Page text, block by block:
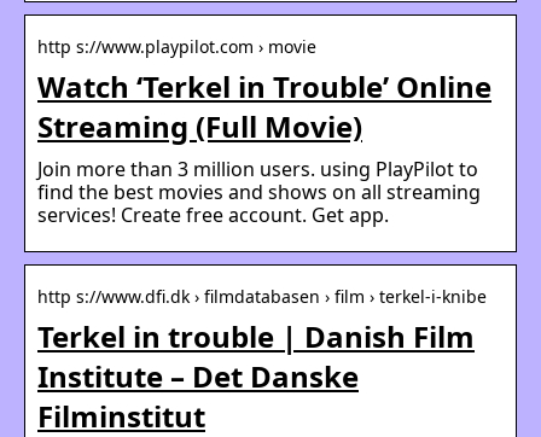
http s://www.playpilot.com › movie
Watch ‘Terkel in Trouble’ Online
Streaming (Full Movie)
Join more than 3 million users. using PlayPilot to
find the best movies and shows on all streaming
services! Create free account. Get app.
http s://www.dfi.dk › filmdatabasen › film › terkel-i-knibe
Terkel in trouble | Danish Film
Institute – Det Danske
Filminstitut